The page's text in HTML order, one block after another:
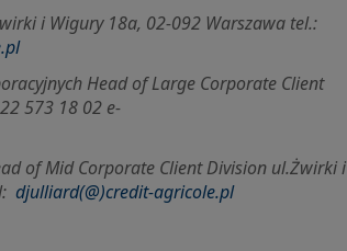
i Wigury 18a, 02-092 Warszawa tel.:
Head of Large Corporate Client
573 18 02 e-
of Mid Corporate Client Division ul.Żwirki i
djulliard(@)credit-agricole.pl